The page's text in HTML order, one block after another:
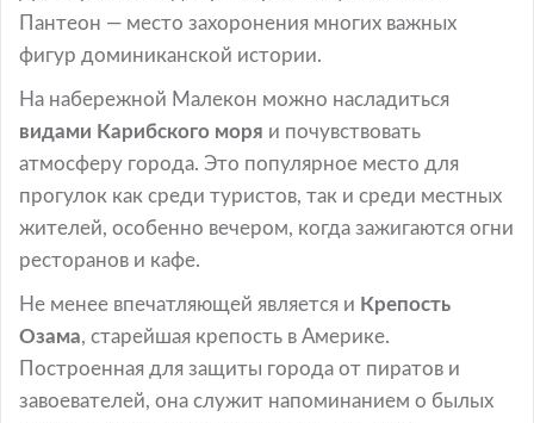
Пантеон — место захоронения многих важных
фигур доминиканской истории.
На набережной Малекон можно насладиться
видами Карибского моря и почувствовать
атмосферу города. Это популярное место для
прогулок как среди туристов, так и среди местных
жителей, особенно вечером, когда зажигаются огни
ресторанов и кафе.
Не менее впечатляющей является и Крепость
Озама, старейшая крепость в Америке.
Построенная для защиты города от пиратов и
завоевателей, она служит напоминанием о былых